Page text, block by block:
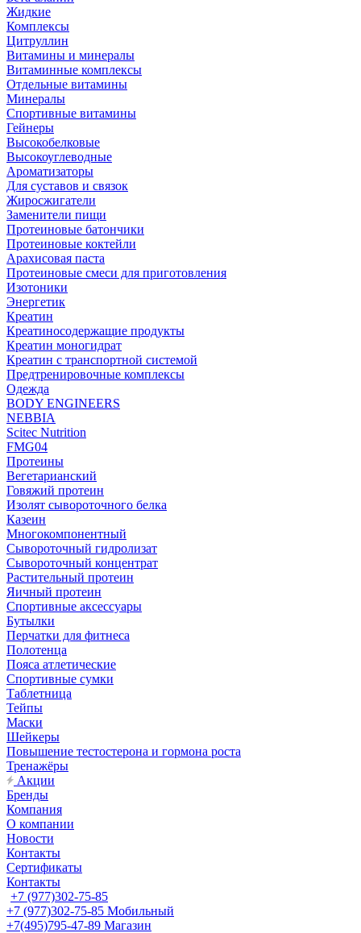
Жидкие
Комплексы
Цитруллин
Витамины и минералы
Витаминные комплексы
Отдельные витамины
Минералы
Спортивные витамины
Гейнеры
Высокобелковые
Высокоуглеводные
Ароматизаторы
Для суставов и связок
Жиросжигатели
Заменители пищи
Протеиновые батончики
Протеиновые коктейли
Арахисовая паста
Протеиновые смеси для приготовления
Изотоники
Энергетик
Креатин
Креатиносодержащие продукты
Креатин моногидрат
Креатин с транспортной системой
Предтренировочные комплексы
Одежда
BODY ENGINEERS
NEBBIA
Scitec Nutrition
FMG04
Протеины
Вегетарианский
Говяжий протеин
Изолят сывороточного белка
Казеин
Многокомпонентный
Сывороточный гидролизат
Сывороточный концентрат
Растительный протеин
Яичный протеин
Спортивные аксессуары
Бутылки
Перчатки для фитнеса
Полотенца
Пояса атлетические
Спортивные сумки
Таблетница
Тейпы
Маски
Шейкеры
Повышение тестостерона и гормона роста
Тренажёры
Акции
Бренды
Компания
О компании
Новости
Контакты
Сертификаты
Контакты
+7 (977)302-75-85
+7 (977)302-75-85 Мобильный
+7(495)795-47-89 Магазин